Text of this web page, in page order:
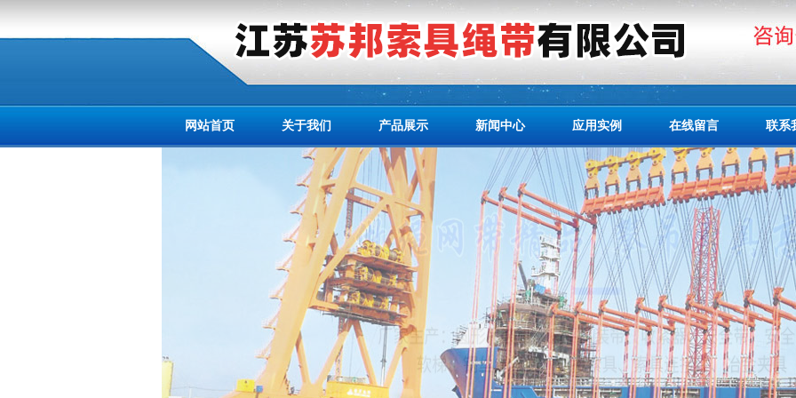
网站首页 关于我们 产品展示 新闻中心 应用实例 在线留言 联系